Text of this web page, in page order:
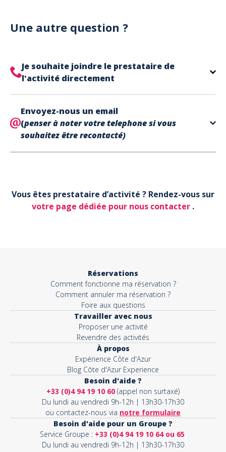
Cependant, nous avons l'office de tourisme de Fréjus
et de Saint Raphaël qui acceptent les chèques
A noter que la réservation est prise en compte
uniquement une fois le paiement effectué.
Une autre question ?
Je souhaite joindre le prestataire de
l'activité directement
trouve directement sur votre billet,
dans la partie contact.
Envoyez-nous un email
(penser à noter votre telephone si vous
souhaitez être recontacté)
Votre email*
Vous êtes prestataire d’activité ? Rendez-vous sur
votre page dédiée pour nous contacter .
Réservations
Comment fonctionne ma réservation ?
Comment annuler ma réservation ?
Foire aux questions
Travailler avec nous
Proposer une activité
Revendre des activités
À propos
Expérience Côte d'Azur
Blog Côte d'Azur Experience
Besoin d'aide ?
+33 (0)4 94 19 10 60 (appel non surtaxé)
Du lundi au vendredi 9h-12h | 13h30-17h30
ou contactez-nous via notre formulaire
Besoin d'aide pour un Groupe ?
Service Groupe : +33 (0)4 94 19 10 64 ou 65
Du lundi au vendredi 9h-12h | 13h30-17h30